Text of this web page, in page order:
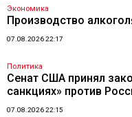
Экономика
Производство
07.08.2026 22:17
Политика
Сенат США принял
санкциях» против
07.08.2026 22:15